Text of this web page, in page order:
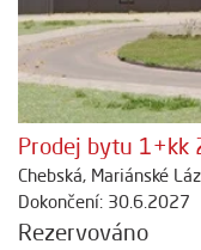
Prodej bytu 1+kk
Chebská, Mariánské
Dokončení: 30.6.2027
Rezervováno